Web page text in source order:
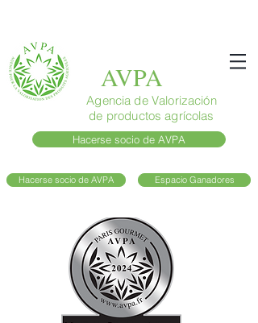
AVPA
Agencia de Valorización
de productos agrícolas
Hacerse socio de AVPA
Hacerse socio de AVPA Espacio Ganadores